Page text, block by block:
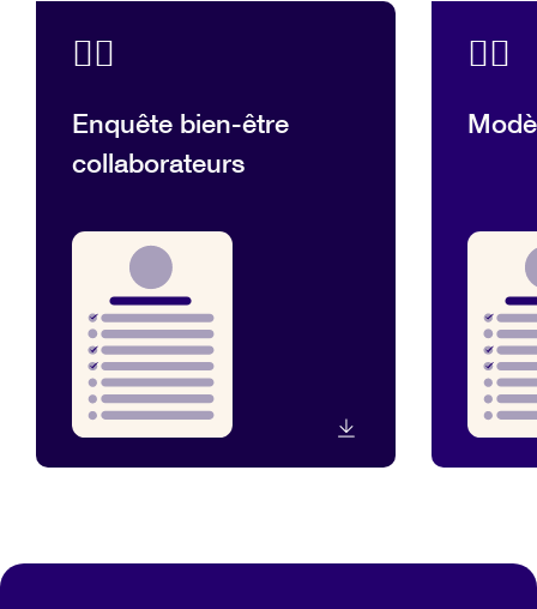
💆‍♂️
Enquête bien-être
collaborateurs
💆‍♂️